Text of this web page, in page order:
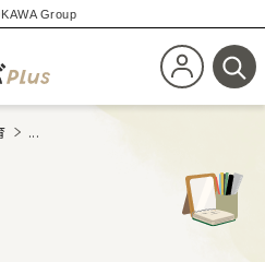
Group
新規会員登
検
...